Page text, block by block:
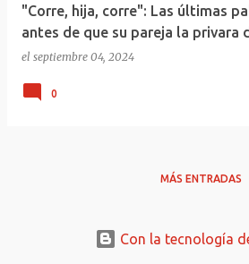
"Corre, hija, corre": Las últimas
antes de que su pareja la privara
el septiembre 04, 2024
0
MÁS ENTRADAS
Con la tecnología